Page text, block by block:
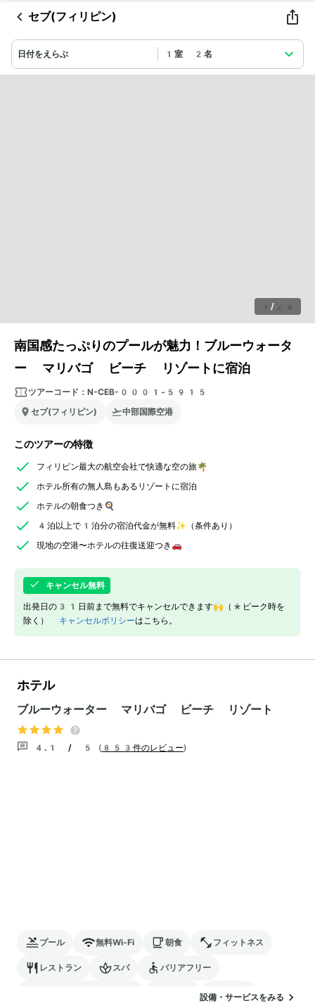
セブ(フィリピン)
日付をえらぶ 1室 2名
1 / 28
南国感たっぷりのプールが魅力！ブルーウォータ
ー マリバゴ ビーチ リゾートに宿泊
ツアーコード： N-CEB-0001-5915
セブ(フィリピン)
中部国際空港
このツアーの特徴
フィリピン最大の航空会社で快適な空の旅🌴
ホテル所有の無人島もあるリゾートに宿泊
ホテルの朝食つき🍳
4泊以上で1泊分の宿泊代金が無料✨（条件あり）
現地の空港〜ホテルの往復送迎つき🚗
キャンセル無料
出発日の31日前まで無料でキャンセルできます🙌（*ピーク時を
除く） キャンセルポリシーはこちら。
ホテル
ブルーウォーター マリバゴ ビーチ リゾート
4.1 / 5 ( 853件のレビュー)
プール 無料Wi-Fi 朝食 フィットネス
レストラン スパ バリアフリー
駐車場
設備・サービスをみる